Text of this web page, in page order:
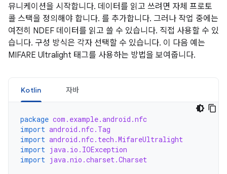
뮤니케이션을 시작합니다. 데이터를 읽고 쓰려면 자체 프로토
콜 스택을 정의해야 합니다. 를 추가합니다. 그러나 작업 중에는
여전히 NDEF 데이터를 읽고 쓸 수 있습니다. 직접 사용할 수 있
습니다. 구성 방식은 각자 선택할 수 있습니다. 이 다음 예는
MIFARE Ultralight 태그를 사용하는 방법을 보여줍니다.
Kotlin 자바
package com.example.android.nfc
import android.nfc.Tag
import android.nfc.tech.MifareUltralight
import java.io.IOException
import java.nio.charset.Charset